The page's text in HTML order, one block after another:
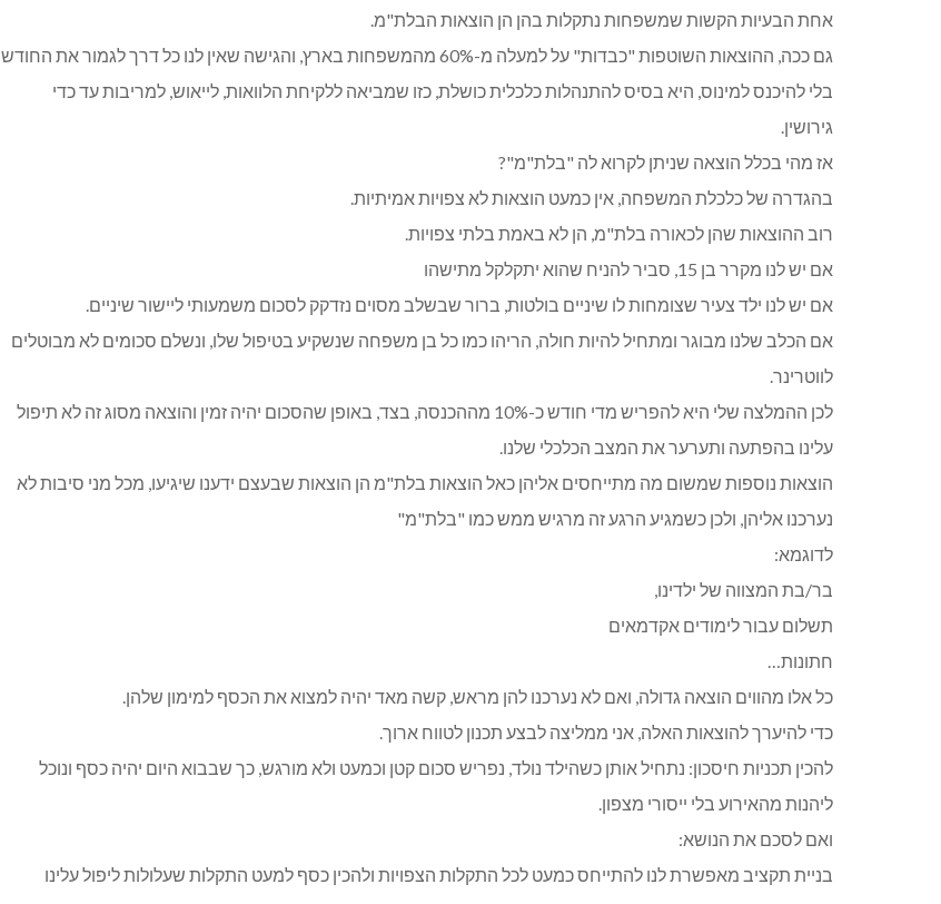
אחת הבעיות הקשות שמשפחות נתקלות בהן הן הוצאות הבלת"מ.
גם ככה, ההוצאות השוטפות "כבדות" על למעלה מ-60% מהמשפחות בארץ, והגישה שאין לנו כל דרך לגמור את החודש
בלי להיכנס למינוס, היא בסיס להתנהלות כלכלית כושלת, כזו שמביאה ללקיחת הלוואות, לייאוש, למריבות עד כדי
גירושין.
אז מהי בכלל הוצאה שניתן לקרוא לה "בלת"מ"?
בהגדרה של כלכלת המשפחה, אין כמעט הוצאות לא צפויות אמיתיות.
רוב ההוצאות שהן לכאורה בלת"מ, הן לא באמת בלתי צפויות.
אם יש לנו מקרר בן 15, סביר להניח שהוא יתקלקל מתישהו
אם יש לנו ילד צעיר שצומחות לו שיניים בולטות, ברור שבשלב מסוים נזדקק לסכום משמעותי ליישור שיניים.
אם הכלב שלנו מבוגר ומתחיל להיות חולה, הריהו כמו כל בן משפחה שנשקיע בטיפול שלו, ונשלם סכומים לא מבוטלים
לווטרינר.
לכן ההמלצה שלי היא להפריש מדי חודש כ-10% מההכנסה, בצד, באופן שהסכום יהיה זמין והוצאה מסוג זה לא תיפול
עלינו בהפתעה ותערער את המצב הכלכלי שלנו.
הוצאות נוספות שמשום מה מתייחסים אליהן כאל הוצאות בלת"מ הן הוצאות שבעצם ידענו שיגיעו, מכל מני סיבות לא
נערכנו אליהן, ולכן כשמגיע הרגע זה מרגיש ממש כמו "בלת"מ"
לדוגמא:
בר/בת המצווה של ילדינו,
תשלום עבור לימודים אקדמאים
חתונות…
כל אלו מהווים הוצאה גדולה, ואם לא נערכנו להן מראש, קשה מאד יהיה למצוא את הכסף למימון שלהן.
כדי להיערך להוצאות האלה, אני ממליצה לבצע תכנון לטווח ארוך.
להכין תכניות חיסכון: נתחיל אותן כשהילד נולד, נפריש סכום קטן וכמעט ולא מורגש, כך שבבוא היום יהיה כסף ונוכל
ליהנות מהאירוע בלי ייסורי מצפון.
ואם לסכם את הנושא:
בניית תקציב מאפשרת לנו להתייחס כמעט לכל התקלות הצפויות ולהכין כסף למעט התקלות שעלולות ליפול עלינו